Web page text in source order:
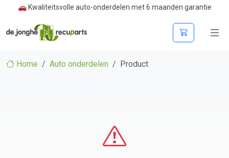
🚗 Kwaliteitsvolle auto-onderdelen met 6 maanden garantie
Home Auto onderdelen Product